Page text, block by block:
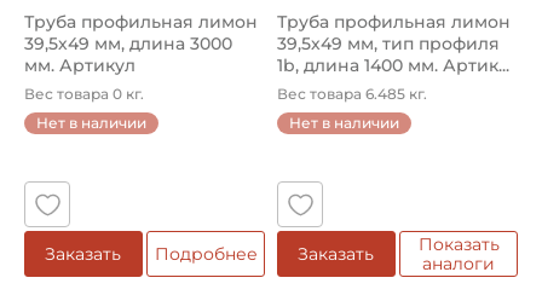
Труба профильная лимон
39,5х49 мм, длина 3000
мм. Артикул
PTO9L24IPT300...
Вес товара 0 кг.
Нет в наличии
Заказать Подробнее
Труба профильная лимон
39,5х49 мм, тип профиля
1b, длина 1400 мм. Артик...
Вес товара 6.485 кг.
Нет в наличии
Заказать
Показать
аналоги